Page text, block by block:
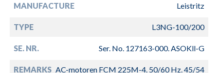
MANUFACTURE Leistritz
TYPE L3NG-100/200
SE. NR. Ser. No. 127163-000. ASOKll-G
REMARKS AC-motoren FCM 225M-4. 50/60 Hz. 45/54